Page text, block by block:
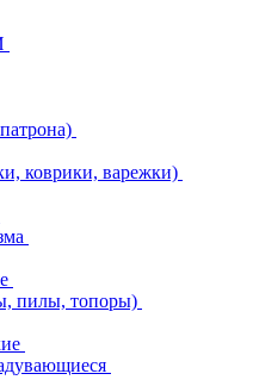
коврики, варежки)
пилы, топоры)